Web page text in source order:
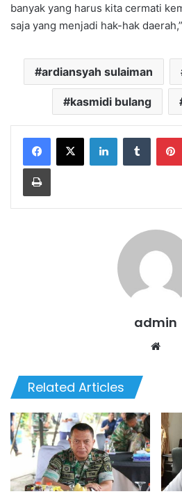
banyak yang harus kita cermati
saja yang menjadi hak-hak
ardiansyah sulaiman
kasmidi bulang
LinkedInTumblr
Print
admin
Related Articles